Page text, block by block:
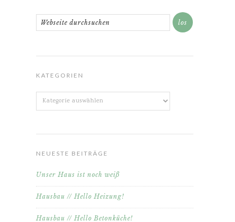
KATEGORIEN
Kategorien
NEUESTE BEITRÄGE
Unser Haus ist noch weiß
Hausbau // Hello Heizung!
Hausbau // Hello Betonküche!